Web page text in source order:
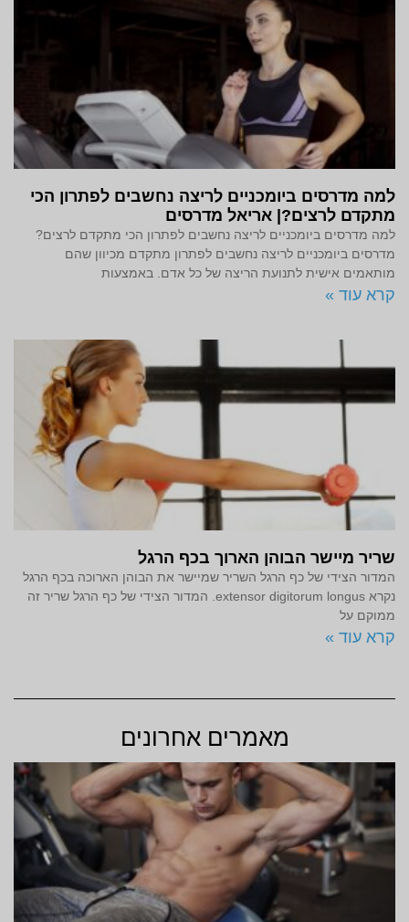
למה מדרסים ביומכניים לריצה נחשבים לפתרון הכי
מתקדם לרצים?| אריאל מדרסים
למה מדרסים ביומכניים לריצה נחשבים לפתרון הכי מתקדם לרצים?
מדרסים ביומכניים לריצה נחשבים לפתרון מתקדם מכיוון שהם
מותאמים אישית לתנועת הריצה של כל אדם. באמצעות
קרא עוד »
שריר מיישר הבוהן הארוך בכף הרגל
המדור הצידי של כף הרגל השריר שמיישר את הבוהן הארוכה בכף הרגל
נקרא extensor digitorum longus. המדור הצידי של כף הרגל שריר זה
ממוקם על
קרא עוד »
מאמרים אחרונים